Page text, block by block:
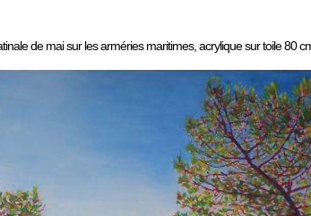
de mai sur les arméries maritimes, acrylique sur toile 80